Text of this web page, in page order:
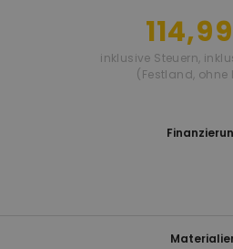
inklusive Steuern,
(Festland, ohne